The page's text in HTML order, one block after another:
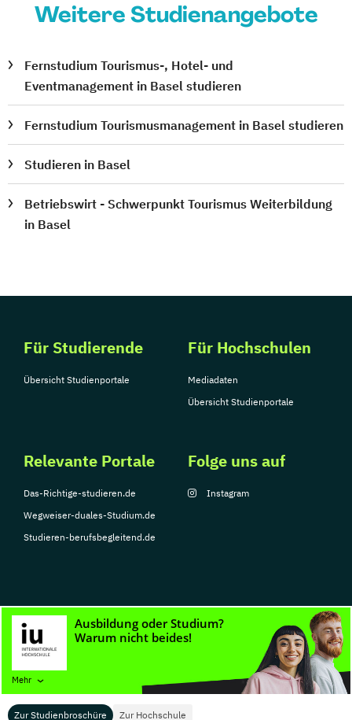
Zur Studienbroschüre Zur Hochschule
Mehr
Weitere Studienangebote
Fernstudium Tourismus-, Hotel- und
Eventmanagement in Basel studieren
Fernstudium Tourismusmanagement in Basel studieren
Studieren in Basel
Betriebswirt - Schwerpunkt Tourismus Weiterbildung
in Basel
Für Studierende
Übersicht Studienportale
Für Hochschulen
Mediadaten
Übersicht Studienportale
Relevante Portale
Das-Richtige-studieren.de
Wegweiser-duales-Studium.de
Studieren-berufsbegleitend.de
Folge uns auf
Instagram
© Copyright 2026, TarGroup Media GmbH
Nutzungsbedingungen